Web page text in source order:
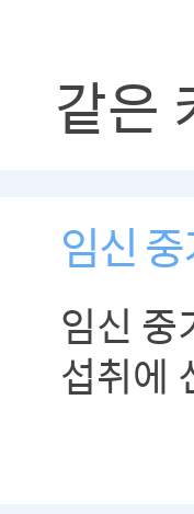
같은
임신
임신 중
섭취에